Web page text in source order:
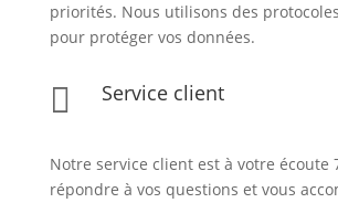
priorités. Nous utilisons des
pour protéger vos données.
 Service client
Notre service client est à votre écoute
répondre à vos questions et vous